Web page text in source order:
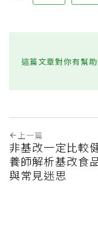
這篇文章對你有幫
上一篇
非基改一定比較
養師解析基改食
與常見迷思